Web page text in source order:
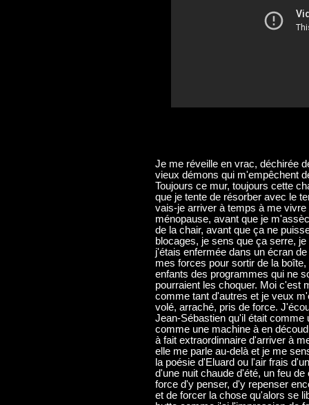
Je me réveille en vrac, déchirée
vieux démons qui m'empêchent
Toujours ce mur, toujours cette
que je tente de résorber avec le
vais-je arriver à temps à me
ménopause, avant que je
de la chair, avant que ça ne
blocages, je sens que ça serre,
j'étais enfermée dans un écran
mes forces pour sortir de la
enfants des programmes qui ne
pourraient les choquer. Moi c'est
comme tant d'autres et je veux
volé, arraché, pris de force.
Jean-Sébastien qu'il était comme
comme une machine à en
à fait extraordinnaire d'arriver à
elle me parle au-delà et je me
la poésie d'Eluard ou l'air frais
d'une nuit chaude d'été, un feu
force d'y penser, d'y repenser
et de forcer la chose qu'alors se